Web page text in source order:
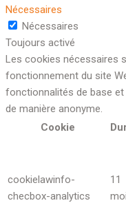
Nécessaires
Nécessaires
Toujours activé
Les cookies nécessaires
fonctionnement du site
fonctionnalités de base
de manière anonyme.
Cookie
cookielawinfo-
checbox-analytics
11